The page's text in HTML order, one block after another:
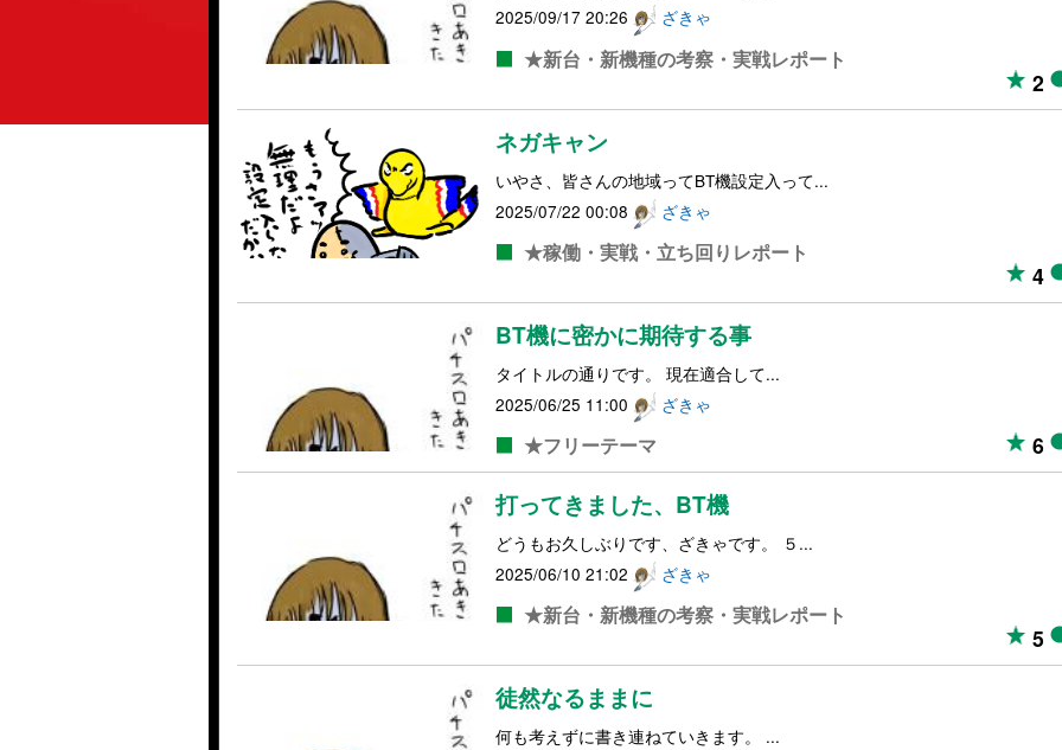
2025/09/17 20:26
ざきゃ
★新台・新機種の考察・実戦レポート
2
ネガキャン
いやさ、皆さんの地域ってBT機設定入って...
2025/07/22 00:08
ざきゃ
★稼働・実戦・立ち回りレポート
4
BT機に密かに期待する事
タイトルの通りです。 現在適合して...
2025/06/25 11:00
ざきゃ
★フリーテーマ 6
打ってきました、BT機
どうもお久しぶりです、ざきゃです。 ５...
2025/06/10 21:02
ざきゃ
★新台・新機種の考察・実戦レポート
5
徒然なるままに
何も考えずに書き連ねていきます。 ...